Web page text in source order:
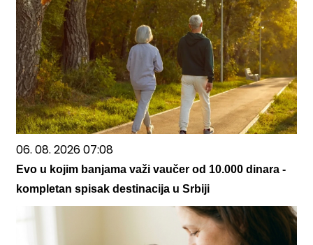
06. 08. 2026 07:08
Evo u kojim banjama važi vaučer od 10.000 dinara -
kompletan spisak destinacija u Srbiji